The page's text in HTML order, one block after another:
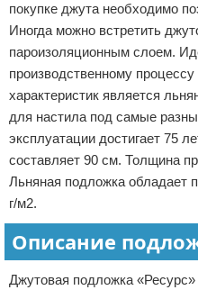
покупке джута необходимо
Иногда можно встретить
пароизоляционным слоем.
производственному
характеристик является
для настила под самые
эксплуатации достигает 75
составляет 90 см. Толщина
Льняная подложка обладает
г/м2.
Описание
Джутовая подложка